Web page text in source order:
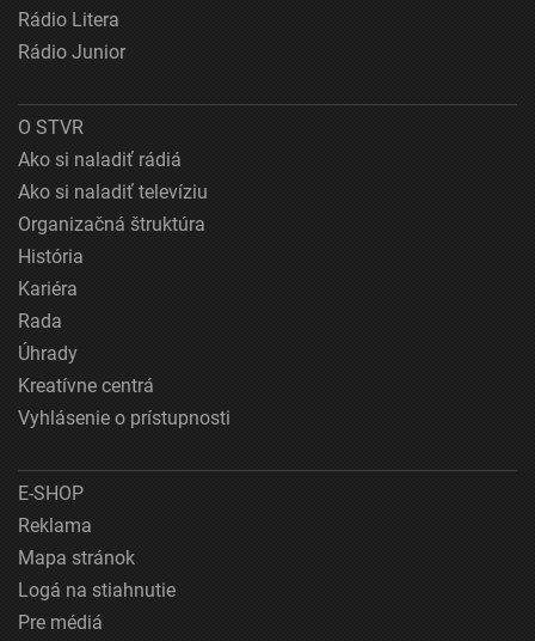
Rádio Litera
Rádio Junior
O STVR
Ako si naladiť rádiá
Ako si naladiť televíziu
Organizačná štruktúra
História
Kariéra
Rada
Úhrady
Kreatívne centrá
Vyhlásenie o prístupnosti
E-SHOP
Reklama
Mapa stránok
Logá na stiahnutie
Pre médiá